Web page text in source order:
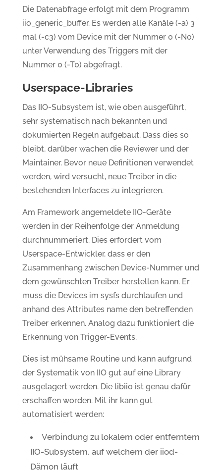
Die Datenabfrage erfolgt mit dem Programm
iio_generic_buffer. Es werden alle Kanäle (-a) 3
mal (-c3) vom Device mit der Nummer 0 (-N0)
unter Verwendung des Triggers mit der
Nummer 0 (-T0) abgefragt.
Userspace-Libraries
Das IIO-Subsystem ist, wie oben ausgeführt,
sehr systematisch nach bekannten und
dokumierten Regeln aufgebaut. Dass dies so
bleibt, darüber wachen die Reviewer und der
Maintainer. Bevor neue Definitionen verwendet
werden, wird versucht, neue Treiber in die
bestehenden Interfaces zu integrieren.
Am Framework angemeldete IIO-Geräte
werden in der Reihenfolge der Anmeldung
durchnummeriert. Dies erfordert vom
Userspace-Entwickler, dass er den
Zusammenhang zwischen Device-Nummer und
dem gewünschten Treiber herstellen kann. Er
muss die Devices im sysfs durchlaufen und
anhand des Attributes name den betreffenden
Treiber erkennen. Analog dazu funktioniert die
Erkennung von Trigger-Events.
Dies ist mühsame Routine und kann aufgrund
der Systematik von IIO gut auf eine Library
ausgelagert werden. Die libiio ist genau dafür
erschaffen worden. Mit ihr kann gut
automatisiert werden:
Verbindung zu lokalem oder entferntem
IIO-Subsystem, auf welchem der iiod-
Dämon läuft